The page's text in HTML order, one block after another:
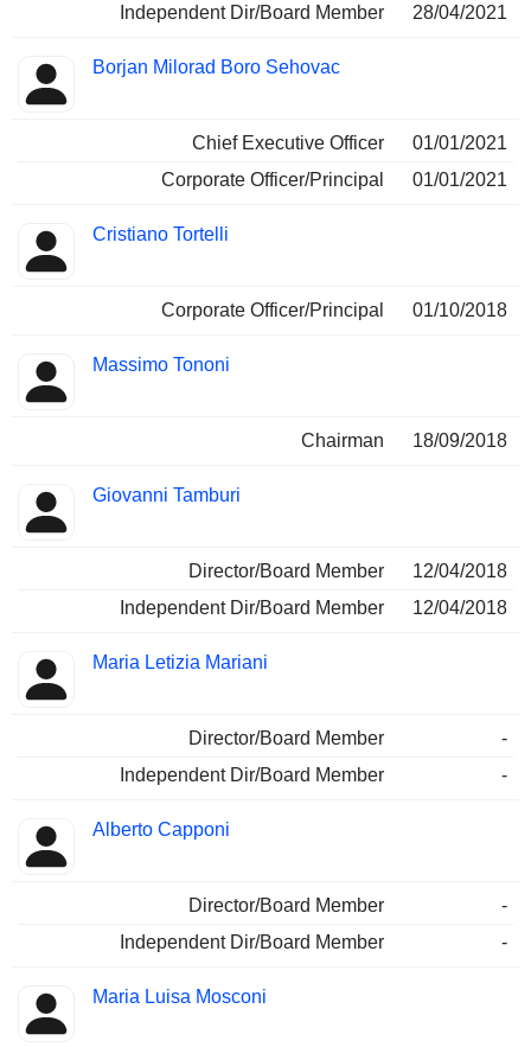
Independent Dir/Board Member
28/04/2021
Borjan Milorad Boro Sehovac
Chief Executive Officer
01/01/2021
Corporate Officer/Principal
01/01/2021
Cristiano Tortelli
Corporate Officer/Principal 01/10/2018
Massimo Tononi
Chairman 18/09/2018
Giovanni Tamburi
Director/Board Member
12/04/2018
Independent Dir/Board Member
12/04/2018
Maria Letizia Mariani
Director/Board Member
-
Independent Dir/Board Member
-
Alberto Capponi
Director/Board Member
-
Independent Dir/Board Member
-
Maria Luisa Mosconi